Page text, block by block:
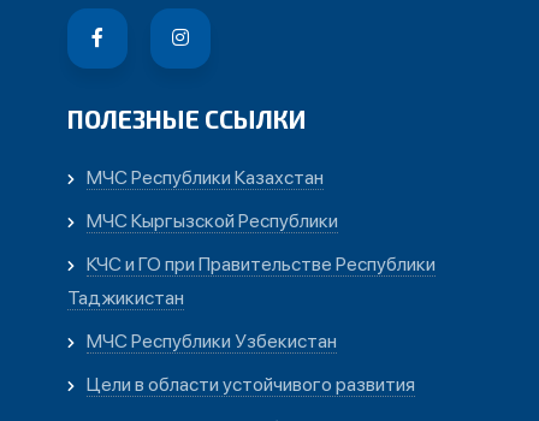
ПОЛЕЗНЫЕ ССЫЛКИ
МЧС Республики Казахстан
МЧС Кыргызской Республики
КЧС и ГО при Правительстве Республики
Таджикистан
МЧС Республики Узбекистан
Цели в области устойчивого развития